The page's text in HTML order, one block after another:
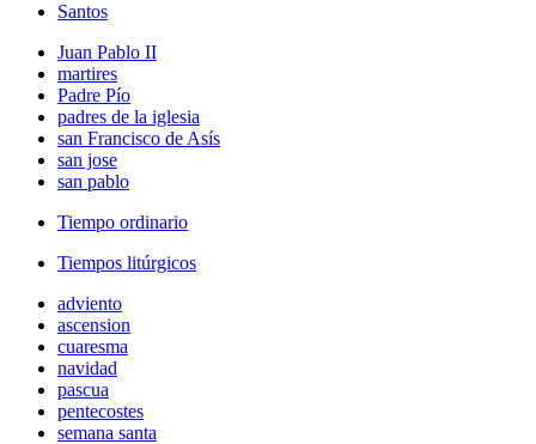
Santos
Juan Pablo II
martires
Padre Pío
padres de la iglesia
san Francisco de Asís
san jose
san pablo
Tiempo ordinario
Tiempos litúrgicos
adviento
ascension
cuaresma
navidad
pascua
pentecostes
semana santa